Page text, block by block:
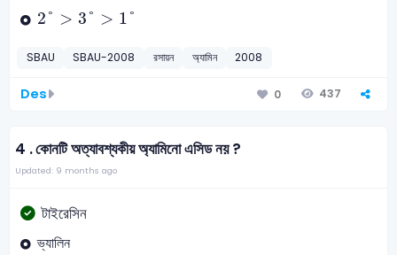
2° > 3° > 1°
2° >3 °>1 °
SBAU SBAU-2008 রসায়ন অ্যামিন 2008
Des 0 437
4 .কোনটি অত্যাবশ্যকীয় অ্যামিনো এসিড নয় ?
Updated: 9 months ago
টাইরেসিন
ভ্যালিন